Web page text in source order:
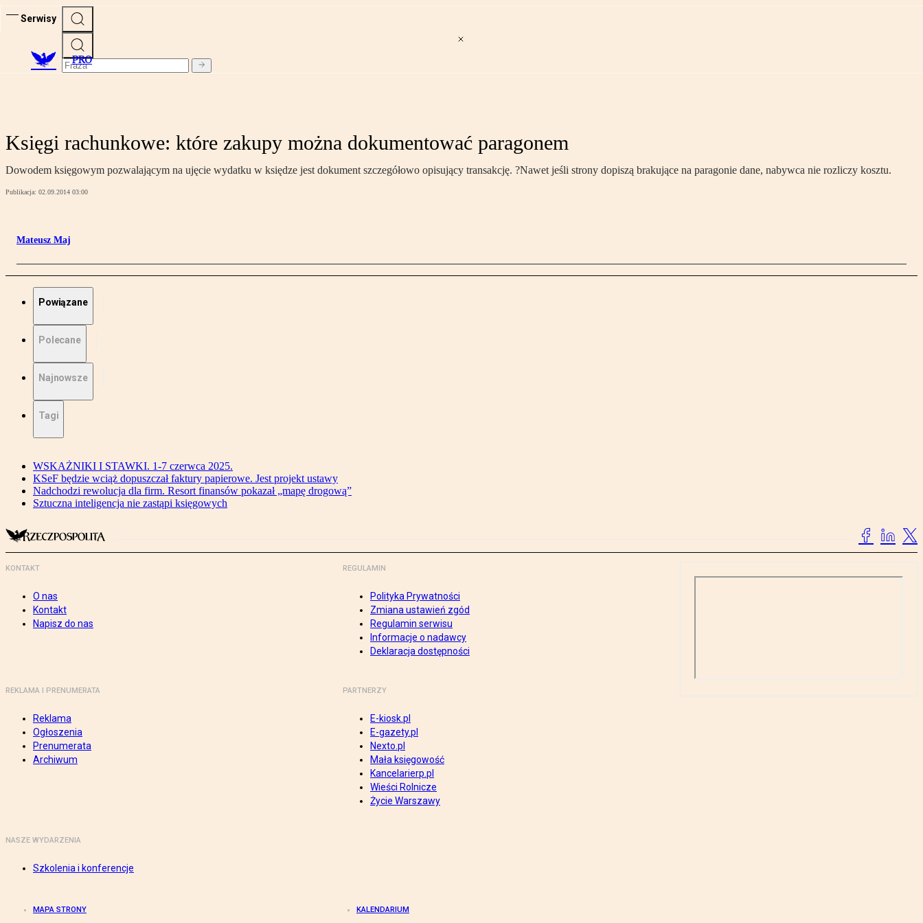
Serwisy
PRO
Księgi rachunkowe: które zakupy można dokumentować paragonem
Dowodem księgowym pozwalającym na ujęcie wydatku w księdze jest dokument szczegółowo opisujący transakcję. ?Nawet jeśli strony dopiszą brakujące na paragonie dane, nabywca nie rozliczy kosztu.
Publikacja: 02.09.2014 03:00
Mateusz Maj
Powiązane
Polecane
Najnowsze
Tagi
WSKAŻNIKI I STAWKI. 1-7 czerwca 2025.
KSeF będzie wciąż dopuszczał faktury papierowe. Jest projekt ustawy
Nadchodzi rewolucja dla firm. Resort finansów pokazał „mapę drogową”
Sztuczna inteligencja nie zastąpi księgowych
KONTAKT
O nas
Kontakt
Napisz do nas
REGULAMIN
Polityka Prywatności
Zmiana ustawień zgód
Regulamin serwisu
Informacje o nadawcy
Deklaracja dostępności
REKLAMA I PRENUMERATA
Reklama
Ogłoszenia
Prenumerata
Archiwum
PARTNERZY
E-kiosk.pl
E-gazety.pl
Nexto.pl
Mała księgowość
Kancelarierp.pl
Wieści Rolnicze
Życie Warszawy
NASZE WYDARZENIA
Szkolenia i konferencje
MAPA STRONY KALENDARIUM